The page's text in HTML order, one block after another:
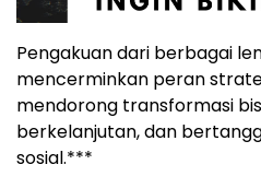
Pengakuan dari berbagai
mencerminkan peran
mendorong transformasi
berkelanjutan, dan
sosial.***